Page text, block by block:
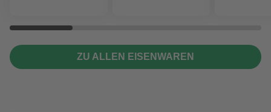
ZU ALLEN EISENWAREN